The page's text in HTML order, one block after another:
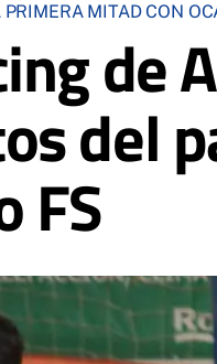
MITAD CON
de
del
FS